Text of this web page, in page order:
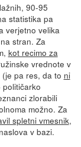
90-95
statistika pa
verjetno velika
stran. Za
kot recimo za
vrednote v
pa res, da to ni
zlorabili
možno. Za
spletni vmesnik,
v bazi.